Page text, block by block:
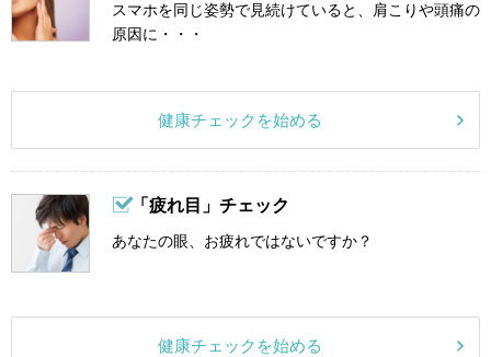
スマホを同じ姿勢で見続けていると、肩こりや頭痛の
原因に・・・
健康チェックを始める
「疲れ目」チェック
あなたの眼、お疲れではないですか？
健康チェックを始める